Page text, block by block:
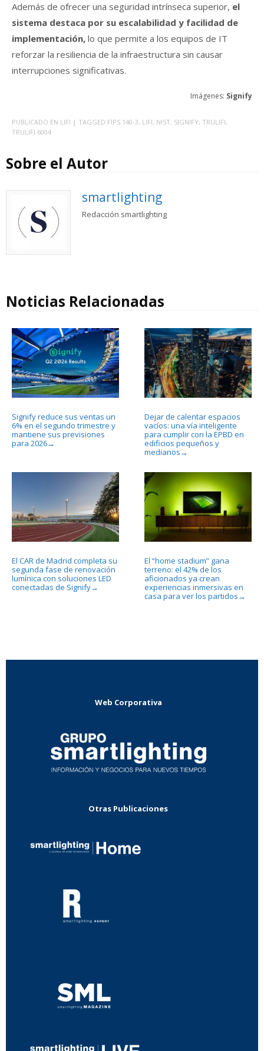
Además de ofrecer una seguridad intrínseca superior, el
sistema destaca por su escalabilidad y facilidad de
implementación, lo que permite a los equipos de IT
reforzar la resiliencia de la infraestructura sin causar
interrupciones significativas.
Imágenes: Signify
PUBLICADO EN LIFI | TAGGED FIPS 140-3, LIFI, NIST, SIGNIFY, TRULIFI,
TRULIFI 6004
Sobre el Autor
smartlighting
Redacción smartlighting
Noticias Relacionadas
Signify reduce sus ventas un
6% en el segundo trimestre y
mantiene sus previsiones
para 2026→
Dejar de calentar espacios
vacíos: una vía inteligente
para cumplir con la EPBD en
edificios pequeños y
medianos →
El CAR de Madrid completa su
segunda fase de renovación
lumínica con soluciones LED
conectadas de Signify→
El “home stadium” gana
terreno: el 42% de los
aficionados ya crean
experiencias inmersivas en
casa para ver los partidos →
Web Corporativa
Otras Publicaciones